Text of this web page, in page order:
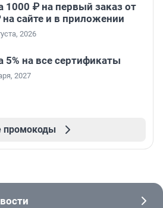
1000 ₽ на первый заказ от
сайте и в приложении
2026
5% на все сертификаты
2027
промокоды